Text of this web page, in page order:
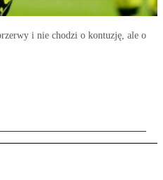
i nie chodzi o kontuzję, ale o